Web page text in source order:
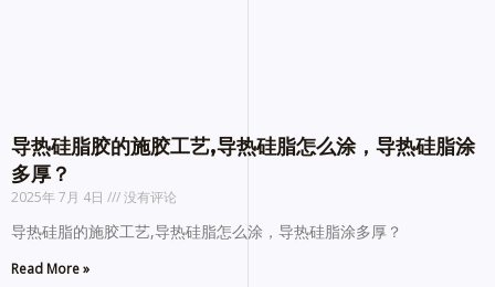
导热硅脂胶的施胶工艺,导热硅脂怎么涂，导热硅脂涂
多厚？
2025年 7月 4日 没有评论
导热硅脂的施胶工艺,导热硅脂怎么涂，导热硅脂涂多厚？
Read More »